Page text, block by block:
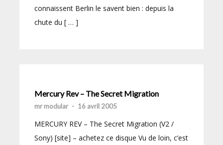
connaissent Berlin le savent bien : depuis la
chute du [ … ]
Mercury Rev – The Secret Migration
mr modular - 16 avril 2005
MERCURY REV – The Secret Migration (V2 /
Sony) [site] – achetez ce disque Vu de loin, c’est